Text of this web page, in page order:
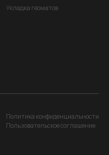
Укладка геоматов
Политика конфиденциальности
Пользовательское соглашение